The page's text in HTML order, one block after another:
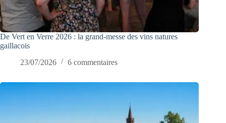
De Vert en Verre 2026 : la grand-messe des vins natures
gaillacois
23/07/2026
6 commentaires